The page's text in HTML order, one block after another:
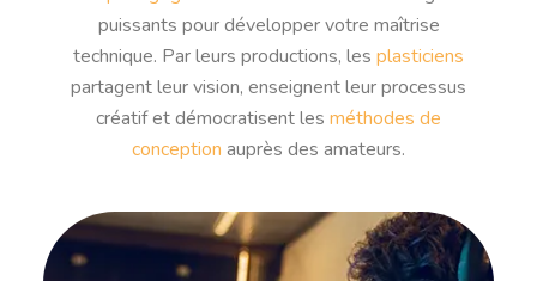
puissants pour développer votre maîtrise
technique. Par leurs productions, les plasticiens
partagent leur vision, enseignent leur processus
créatif et démocratisent les méthodes de
conception auprès des amateurs.